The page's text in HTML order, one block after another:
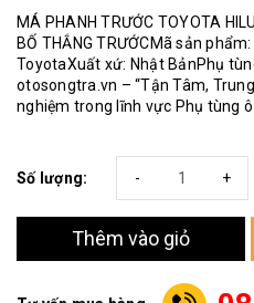
MÁ PHANH TRƯỚC TOYOTA
BỐ THẮNG TRƯỚCMã sản
ToyotaXuất xứ: Nhật BảnPhụ
otosongtra.vn – “Tận Tâm,
nghiệm trong lĩnh vực Phụ tùng
Số lượng: +
-
Thêm vào giỏ